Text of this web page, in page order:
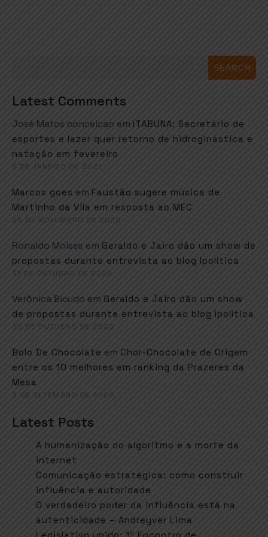
SEARCH
Latest Comments
José Matos conceicao em ITABUNA: Secretário de
esportes e lazer quer retorno de hidroginástica e
natação em fevereiro
6 DE JANEIRO DE 2021
Marcos goes em Faustão sugere música de
Martinho da Vila em resposta ao MEC
26 DE NOVEMBRO DE 2020
Ronaldo Moises em Geraldo e Jairo dão um show de
propostas durante entrevista ao blog Ipolítica
31 DE OUTUBRO DE 2020
Verônica Bicudo em Geraldo e Jairo dão um show
de propostas durante entrevista ao blog Ipolítica
30 DE OUTUBRO DE 2020
Bolo De Chocolate em Chor-Chocolate de Origem
entre os 10 melhores em ranking da Prazeres da
Mesa
3 DE SETEMBRO DE 2020
Latest Posts
A humanização do algoritmo e a morte da
internet
Comunicação estratégica: como construir
influência e autoridade
O verdadeiro poder da influência está na
autenticidade – Andreyver Lima
Legislativo unido: 1º Encontro de